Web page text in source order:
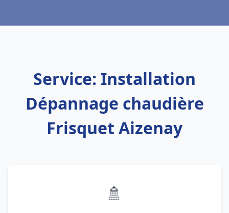
Service: Installation
Dépannage chaudière
Frisquet Aizenay
🚿